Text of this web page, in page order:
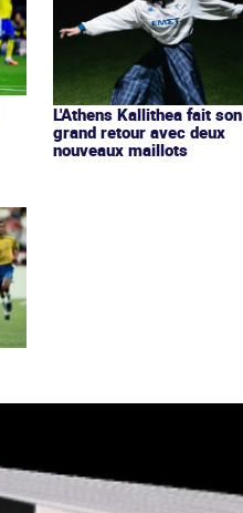
L'Athens Kallithea fait son
grand retour avec deux
nouveaux maillots